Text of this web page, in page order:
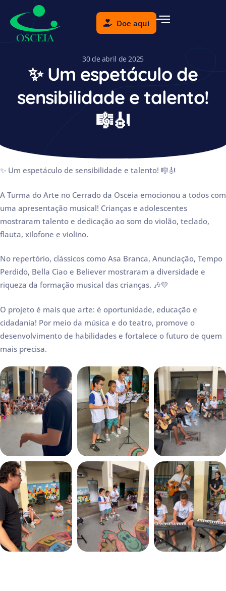
Doe aqui
30 de abril de 2025
✨ Um espetáculo de
sensibilidade e talento!
🎼🎻
✨ Um espetáculo de sensibilidade e talento! 🎼🎻
A Turma do Arte no Cerrado da Osceia emocionou a todos com
uma apresentação musical! Crianças e adolescentes
mostraram talento e dedicação ao som do violão, teclado,
flauta, xilofone e violino.
No repertório, clássicos como Asa Branca, Anunciação, Tempo
Perdido, Bella Ciao e Believer mostraram a diversidade e
riqueza da formação musical das crianças. 🎶💛
O projeto é mais que arte: é oportunidade, educação e
cidadania! Por meio da música e do teatro, promove o
desenvolvimento de habilidades e fortalece o futuro de quem
mais precisa.